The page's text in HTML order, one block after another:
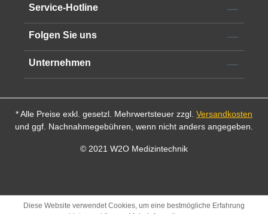
Service-Hotline
Folgen Sie uns
Unternehmen
* Alle Preise exkl. gesetzl. Mehrwertsteuer zzgl. Versandkosten
und ggf. Nachnahmegebühren, wenn nicht anders angegeben.
© 2021 W2O Medizintechnik
Diese Website verwendet Cookies, um eine bestmögliche Erfahrung